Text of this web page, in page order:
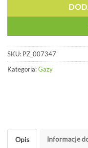
SKU: PZ_007347
Kategoria:Gazy
Opis Informacje